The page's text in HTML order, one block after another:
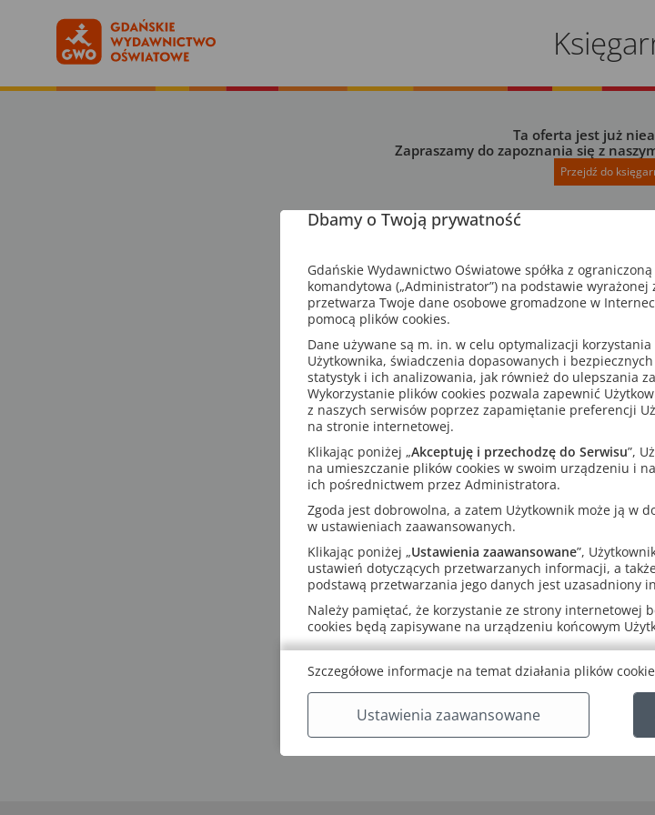
Ta oferta jest już
Zapraszamy do zapoznania się z
Przejdź do
Dbamy o Twoją prywatność
Gdańskie Wydawnictwo Oświatowe spółka z
komandytowa („Administrator”) na podstawie
przetwarza Twoje dane osobowe gromadzone w
pomocą plików cookies.
Dane używane są m. in. w celu optymalizacji
Użytkownika, świadczenia dopasowanych i
statystyk i ich analizowania, jak również do ulepszania
Wykorzystanie plików cookies pozwala zapewnić
z naszych serwisów poprzez zapamiętanie preferencji
na stronie internetowej.
Klikając poniżej „Akceptuję i przechodzę do Serwisu”,
na umieszczanie plików cookies w swoim urządzeniu i
ich pośrednictwem przez Administratora.
Zgoda jest dobrowolna, a zatem Użytkownik może ją w
w ustawieniach zaawansowanych.
Klikając poniżej „Ustawienia zaawansowane”,
ustawień dotyczących przetwarzanych informacji, a
podstawą przetwarzania jego danych jest uzasadniony
Należy pamiętać, że korzystanie ze strony internetowej
cookies będą zapisywane na urządzeniu końcowym
Szczegółowe informacje na temat działania plików
Ustawienia zaawansowane